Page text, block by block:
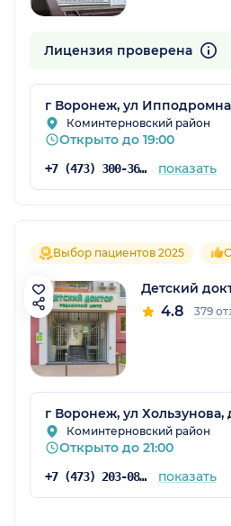
Лицензия проверена
г Воронеж, ул
Коминтерновский район
Открыто до 19:00
+7 (473) 300-36-03 показать
Выбор пациентов 2025
Детский
4.8 379
г Воронеж, ул Хользунова,
Коминтерновский район
Открыто до 21:00
+7 (473) 203-08-43 показать